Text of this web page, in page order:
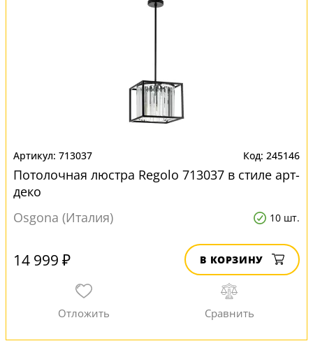
713037 245146
Потолочная люстра Regolo 713037 в стиле арт-
деко
Osgona (Италия)
10 шт.
14 999 ₽ В КОРЗИНУ